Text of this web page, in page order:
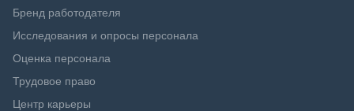
Бренд работодателя
Исследования и опросы персонала
Оценка персонала
Трудовое право
Центр карьеры